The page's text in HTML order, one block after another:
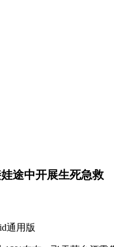
途中开展生死急救
通用版